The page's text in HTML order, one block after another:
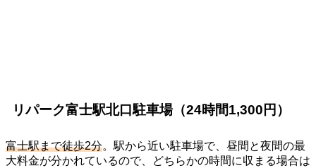
リパーク富士駅北口駐車場（24時間1,300円）
富士駅まで徒歩2分。駅から近い駐車場で、昼間と夜間の最
大料金が分かれているので、どちらかの時間に収まる場合は